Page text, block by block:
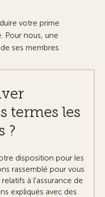
votre prime
Pour nous, une
ses membres.
termes les
?
disposition pour les
rassemblé pour vous
à l'assurance de
expliqués avec des